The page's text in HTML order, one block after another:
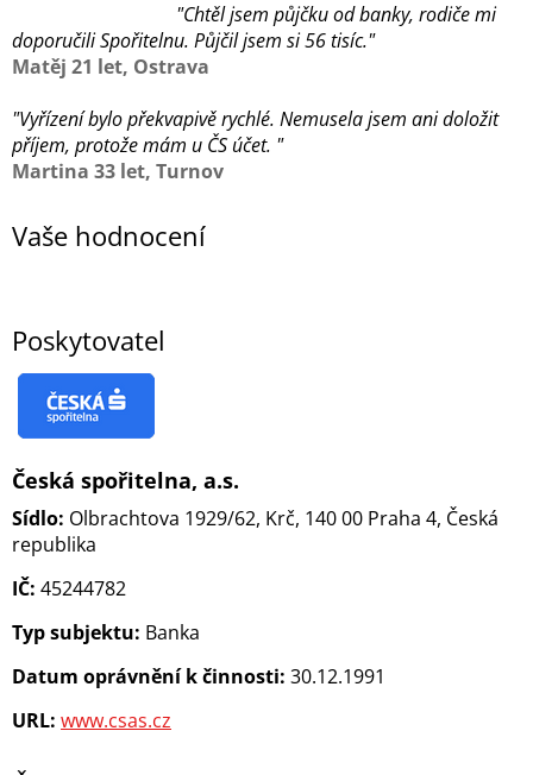
"Chtěl jsem půjčku od banky, rodiče mi
doporučili Spořitelnu. Půjčil jsem si 56 tisíc."
Matěj 21 let, Ostrava
"Vyřízení bylo překvapivě rychlé. Nemusela jsem ani doložit
příjem, protože mám u ČS účet. "
Martina 33 let, Turnov
Vaše hodnocení
Poskytovatel
Česká spořitelna, a.s.
Sídlo: Olbrachtova 1929/62, Krč, 140 00 Praha 4, Česká
republika
IČ: 45244782
Typ subjektu: Banka
Datum oprávnění k činnosti: 30.12.1991
URL: www.csas.cz